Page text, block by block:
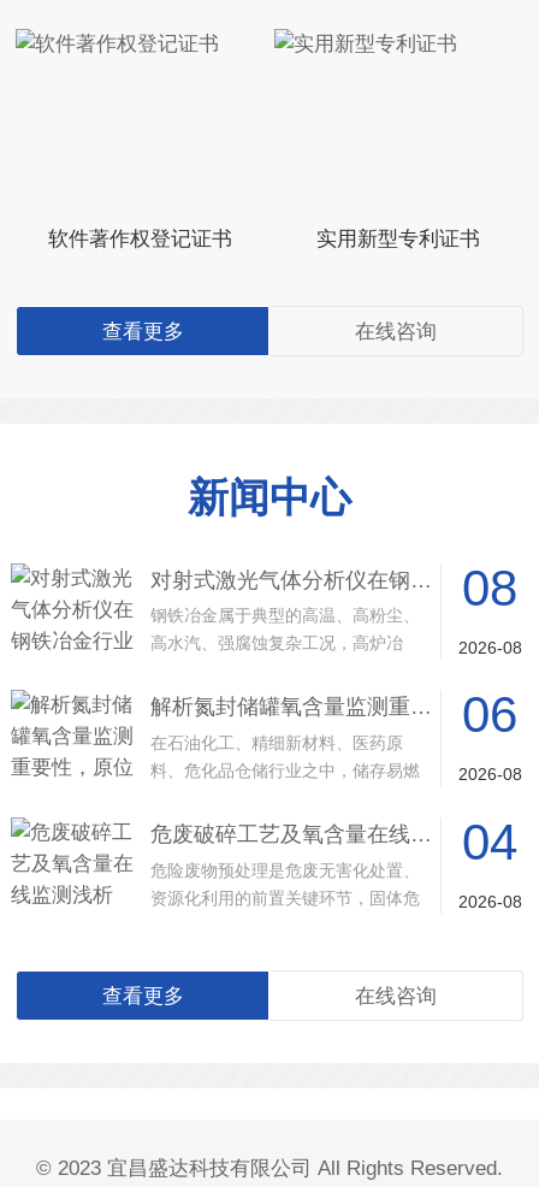
软件著作权登记证书 实用新型专利证书
查看更多 在线咨询
新闻中心
对射式激光气体分析仪在钢铁冶金行业的应用与行业价值
钢铁冶金属于典型的高温、高粉尘、
高水汽、强腐蚀复杂工况，高炉冶
08
2026-08
解析氮封储罐氧含量监测重要性，原位单端直插激光气体分析仪的落地应用与工艺价值
在石油化工、精细新材料、医药原
料、危化品仓储行业之中，储存易燃
06
2026-08
危废破碎工艺及氧含量在线监测浅析 —— 激光气体分析仪在工艺安全中的应用
危险废物预处理是危废无害化处置、
资源化利用的前置关键环节，固体危
04
2026-08
查看更多 在线咨询
© 2023 宜昌盛达科技有限公司 All Rights Reserved.